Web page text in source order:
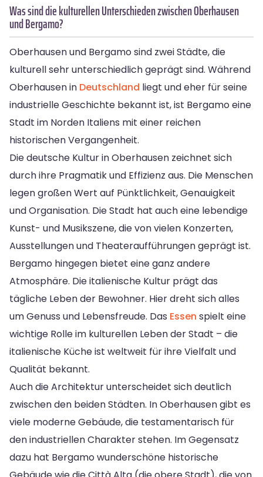
Was sind die kulturellen Unterschieden zwischen Oberhausen
und Bergamo?
Oberhausen und Bergamo sind zwei Städte, die
kulturell sehr unterschiedlich geprägt sind. Während
Oberhausen in Deutschland liegt und eher für seine
industrielle Geschichte bekannt ist, ist Bergamo eine
Stadt im Norden Italiens mit einer reichen
historischen Vergangenheit.
Die deutsche Kultur in Oberhausen zeichnet sich
durch ihre Pragmatik und Effizienz aus. Die Menschen
legen großen Wert auf Pünktlichkeit, Genauigkeit
und Organisation. Die Stadt hat auch eine lebendige
Kunst- und Musikszene, die von vielen Konzerten,
Ausstellungen und Theateraufführungen geprägt ist.
Bergamo hingegen bietet eine ganz andere
Atmosphäre. Die italienische Kultur prägt das
tägliche Leben der Bewohner. Hier dreht sich alles
um Genuss und Lebensfreude. Das Essen spielt eine
wichtige Rolle im kulturellen Leben der Stadt – die
italienische Küche ist weltweit für ihre Vielfalt und
Qualität bekannt.
Auch die Architektur unterscheidet sich deutlich
zwischen den beiden Städten. In Oberhausen gibt es
viele moderne Gebäude, die testamentarisch für
den industriellen Charakter stehen. Im Gegensatz
dazu hat Bergamo wunderschöne historische